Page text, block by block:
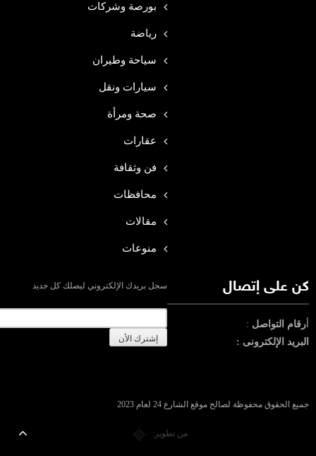
بورصة وشركات
رياضة
سياحة وطيران
سيارات ونقل
صحة ومرأة
عقارات
فن وثقافة
محافظات
مقالات
منوعات
كن على إتصال
رقام التواصل :
البريد الإلكترونى :
سجل بريدك الإلكتروني ليصلك كل جديد
جميع الحقوق محفوظة لصالح موقع الشارع 24 لعام 2023
من تطوير: